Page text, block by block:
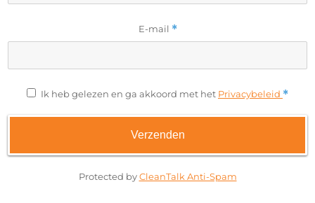
E-mail *
Ik heb gelezen en ga akkoord met het Privacybeleid *
Protected byCleanTalk Anti-Spam